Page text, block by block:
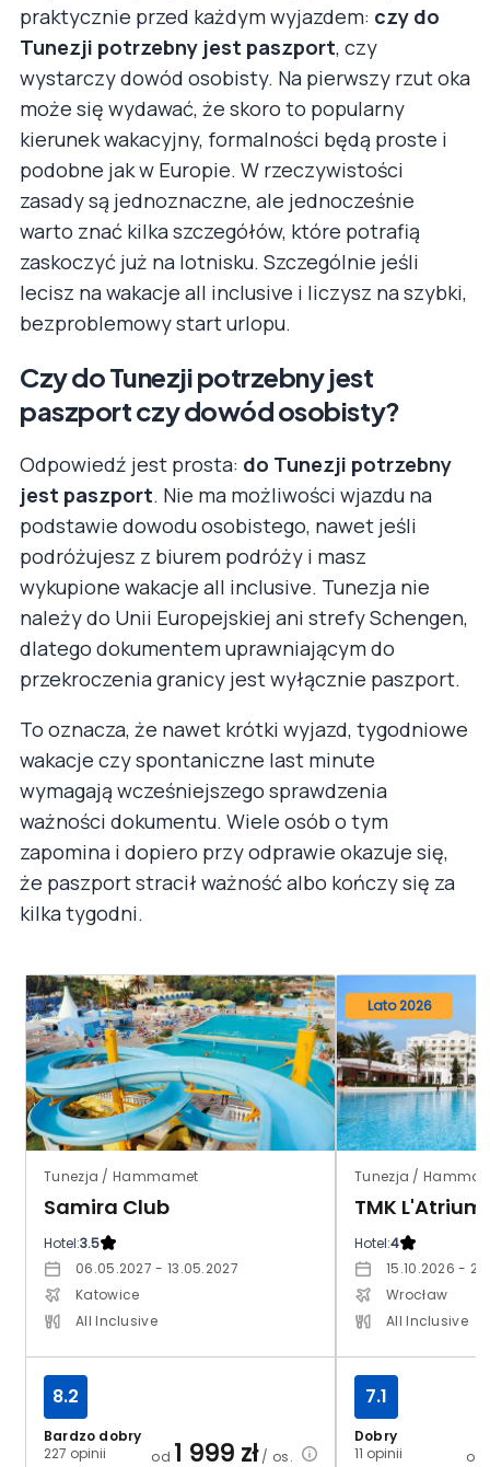
praktycznie przed każdym wyjazdem: czy do
Tunezji potrzebny jest paszport, czy
wystarczy dowód osobisty. Na pierwszy rzut oka
może się wydawać, że skoro to popularny
kierunek wakacyjny, formalności będą proste i
podobne jak w Europie. W rzeczywistości
zasady są jednoznaczne, ale jednocześnie
warto znać kilka szczegółów, które potrafią
zaskoczyć już na lotnisku. Szczególnie jeśli
lecisz na wakacje all inclusive i liczysz na szybki,
bezproblemowy start urlopu.
Czy do Tunezji potrzebny jest
paszport czy dowód osobisty?
Odpowiedź jest prosta: do Tunezji potrzebny
jest paszport. Nie ma możliwości wjazdu na
podstawie dowodu osobistego, nawet jeśli
podróżujesz z biurem podróży i masz
wykupione wakacje all inclusive. Tunezja nie
należy do Unii Europejskiej ani strefy Schengen,
dlatego dokumentem uprawniającym do
przekroczenia granicy jest wyłącznie paszport.
To oznacza, że nawet krótki wyjazd, tygodniowe
wakacje czy spontaniczne last minute
wymagają wcześniejszego sprawdzenia
ważności dokumentu. Wiele osób o tym
zapomina i dopiero przy odprawie okazuje się,
że paszport stracił ważność albo kończy się za
kilka tygodni.
Tunezja / Hammamet
Samira Club
Hotel:3.5
06.05.2027 - 13.05.2027
Katowice
All Inclusive
Bardzo dobry
227 opinii
8.2
od 1 999 zł/ os.
Lato 2026
Tunezja /
TMK
Hotel:4
15.10.2026 -
Wrocław
All Inclusive
Dobry
11 opinii
7.1
od